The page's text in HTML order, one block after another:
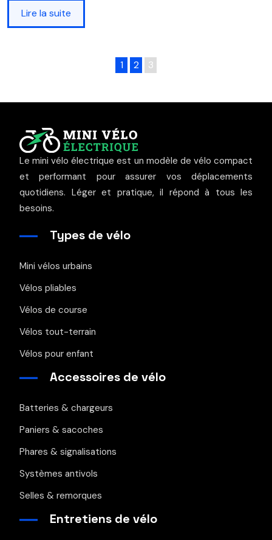
Lire la suite
1 2 3
Le mini vélo électrique est un modèle de vélo compact
et performant pour assurer vos déplacements
quotidiens. Léger et pratique, il répond à tous les
besoins.
Types de vélo
Mini vélos urbains
Vélos pliables
Vélos de course
Vélos tout-terrain
Vélos pour enfant
Accessoires de vélo
Batteries & chargeurs
Paniers & sacoches
Phares & signalisations
Systèmes antivols
Selles & remorques
Entretiens de vélo